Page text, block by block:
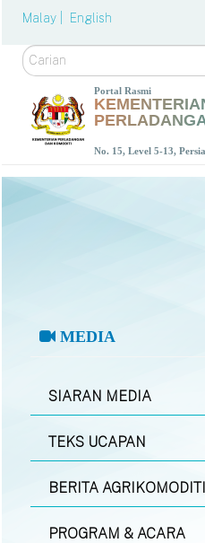
Malay | English
Carian
Portal Rasmi
No. 15, Level 5-13,
MEDIA
SIARAN MEDIA
TEKS UCAPAN
BERITA AGRIKOMODITI
PROGRAM & ACARA